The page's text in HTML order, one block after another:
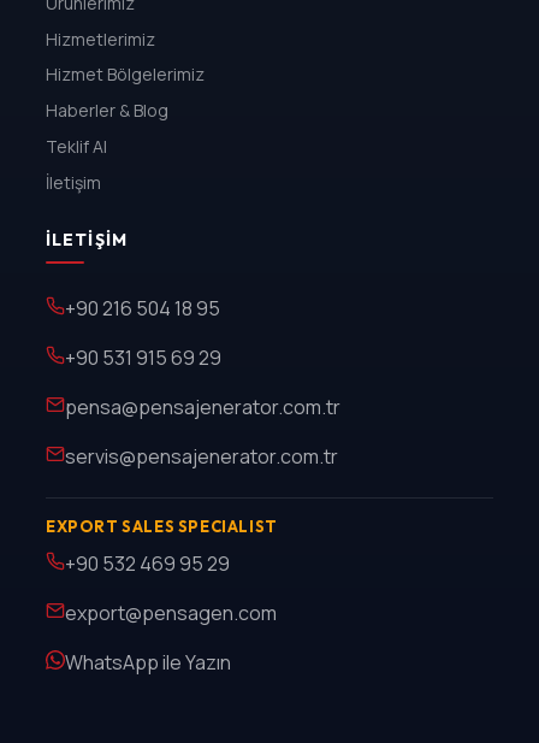
Hizmetlerimiz
Hizmet Bölgelerimiz
Haberler & Blog
Teklif Al
İletişim
İLETIŞIM
+90 216 504 18 95
+90 531 915 69 29
pensa@pensajenerator.com.tr
servis@pensajenerator.com.tr
EXPORT SALES SPECIALIST
+90 532 469 95 29
export@pensagen.com
WhatsApp ile Yazın